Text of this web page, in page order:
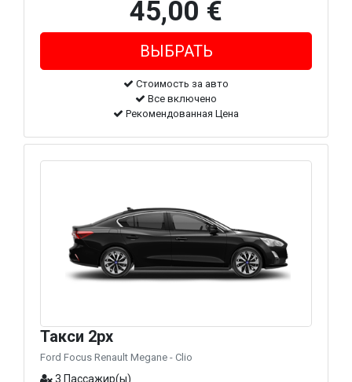
45,00 €
Стоимость за авто
Все включено
Рекомендованная Цена
Такси 2px
Ford Focus Renault Megane - Clio
3 Пассажир(ы)